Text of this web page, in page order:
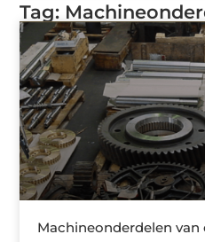
Tag:
Machineonderdelen